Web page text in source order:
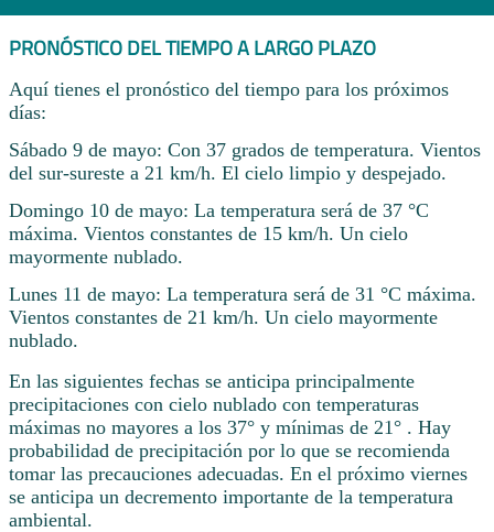
PRONÓSTICO DEL TIEMPO A LARGO PLAZO
Aquí tienes el pronóstico del tiempo para los próximos
días:
Sábado 9 de mayo: Con 37 grados de temperatura. Vientos
del sur-sureste a 21 km/h. El cielo limpio y despejado.
Domingo 10 de mayo: La temperatura será de 37 °C
máxima. Vientos constantes de 15 km/h. Un cielo
mayormente nublado.
Lunes 11 de mayo: La temperatura será de 31 °C máxima.
Vientos constantes de 21 km/h. Un cielo mayormente
nublado.
En las siguientes fechas se anticipa principalmente
precipitaciones con cielo nublado con temperaturas
máximas no mayores a los 37° y mínimas de 21° . Hay
probabilidad de precipitación por lo que se recomienda
tomar las precauciones adecuadas. En el próximo viernes
se anticipa un decremento importante de la temperatura
ambiental.